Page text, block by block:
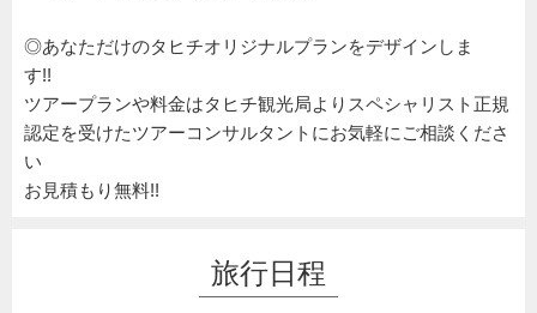
◎あなただけのタヒチオリジナルプランをデザインしま
す!!
ツアープランや料金はタヒチ観光局よりスペシャリスト正規
認定を受けたツアーコンサルタントにお気軽にご相談くださ
い
お見積もり無料!!
旅行日程